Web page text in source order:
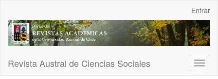
Contenido
principal
Barra
Entrar
Revista Austral de Ciencias Sociales